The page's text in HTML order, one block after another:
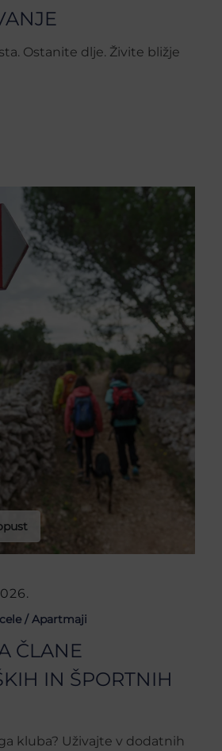
Ostanite dlje. Živite bližje
/Apartmaji
ČLANE
IN ŠPORTNIH
kluba? Uživajte v dodatnih